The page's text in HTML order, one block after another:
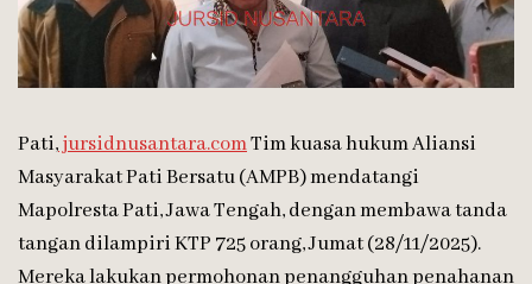
Pati,jursidnusantara.comTim kuasa hukum Aliansi
Masyarakat Pati Bersatu (AMPB) mendatangi
Mapolresta Pati, Jawa Tengah, dengan membawa tanda
tangan dilampiri KTP 725 orang, Jumat (28/11/2025).
Mereka lakukan permohonan penangguhan penahanan